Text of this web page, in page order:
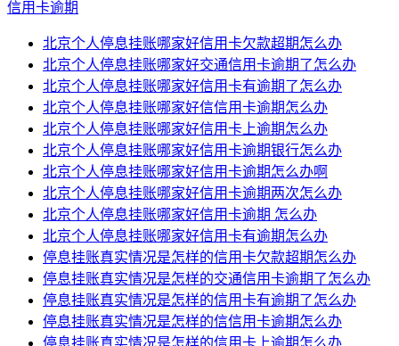
信用卡逾期
北京个人停息挂账哪家好信用卡欠款超期怎么办
北京个人停息挂账哪家好交通信用卡逾期了怎么办
北京个人停息挂账哪家好信用卡有逾期了怎么办
北京个人停息挂账哪家好信信用卡逾期怎么办
北京个人停息挂账哪家好信用卡上逾期怎么办
北京个人停息挂账哪家好信用卡逾期银行怎么办
北京个人停息挂账哪家好信用卡逾期怎么办啊
北京个人停息挂账哪家好信用卡逾期两次怎么办
北京个人停息挂账哪家好信用卡逾期 怎么办
北京个人停息挂账哪家好信用卡有逾期怎么办
停息挂账真实情况是怎样的信用卡欠款超期怎么办
停息挂账真实情况是怎样的交通信用卡逾期了怎么办
停息挂账真实情况是怎样的信用卡有逾期了怎么办
停息挂账真实情况是怎样的信信用卡逾期怎么办
停息挂账真实情况是怎样的信用卡上逾期怎么办